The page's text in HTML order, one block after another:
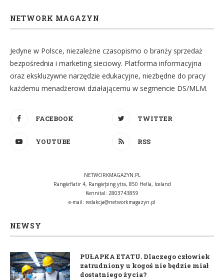
NETWORK MAGAZYN
Jedyne w Polsce, niezależne czasopismo o branży sprzedaż
bezpośrednia i marketing sieciowy. Platforma informacyjna
oraz ekskluzywne narzędzie edukacyjne, niezbędne do pracy
każdemu menadżerowi działającemu w segmencie DS/MLM.
FACEBOOK TWITTER
YOUTUBE RSS
NETWORKMAGAZYN.PL
Rangárflatir 4, Rangárþing ytra, 850 Hella, Iceland
Kennital: 2803743859
e-mail: redakcja@networkmagazyn.pl
NEWSY
PUŁAPKA ETATU. Dlaczego człowiek
zatrudniony u kogoś nie będzie miał
dostatniego życia?